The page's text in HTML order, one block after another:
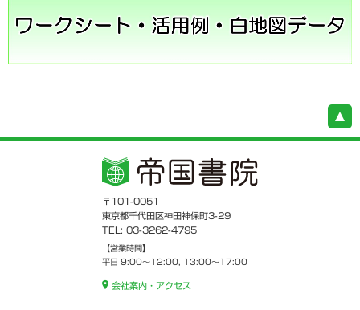
〒101-0051
東京都千代田区神田神保町3-29
TEL: 03-3262-4795
【営業時間】
平日 9:00～12:00, 13:00～17:00
会社案内・アクセス